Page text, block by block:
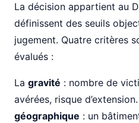
La décision appartient au
définissent des seuils
jugement. Quatre critères
évalués :
La gravité : nombre de
avérées, risque d’extension.
géographique : un